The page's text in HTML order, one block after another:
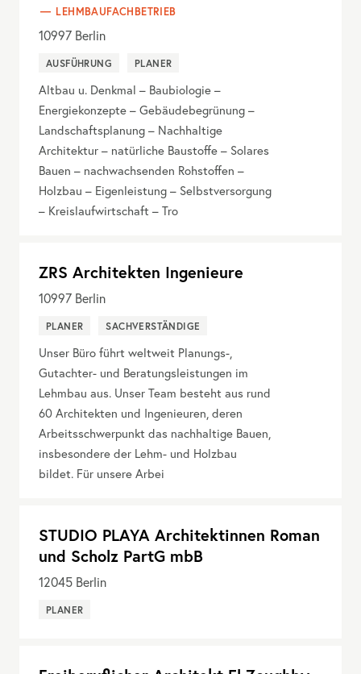
LEHMBAUFACHBETRIEB
10997 Berlin
AUSFÜHRUNG PLANER
Altbau u. Denkmal – Baubiologie –
Energiekonzepte – Gebäudebegrünung –
Landschaftsplanung – Nachhaltige
Architektur – natürliche Baustoffe – Solares
Bauen – nachwachsenden Rohstoffen –
Holzbau – Eigenleistung – Selbstversorgung
– Kreislaufwirtschaft – Tro
ZRS Architekten Ingenieure
10997 Berlin
PLANER SACHVERSTÄNDIGE
Unser Büro führt weltweit Planungs-,
Gutachter- und Beratungsleistungen im
Lehmbau aus. Unser Team besteht aus rund
60 Architekten und Ingenieuren, deren
Arbeitsschwerpunkt das nachhaltige Bauen,
insbesondere der Lehm- und Holzbau
bildet. Für unsere Arbei
STUDIO PLAYA Architektinnen Roman
und Scholz PartG mbB
12045 Berlin
PLANER